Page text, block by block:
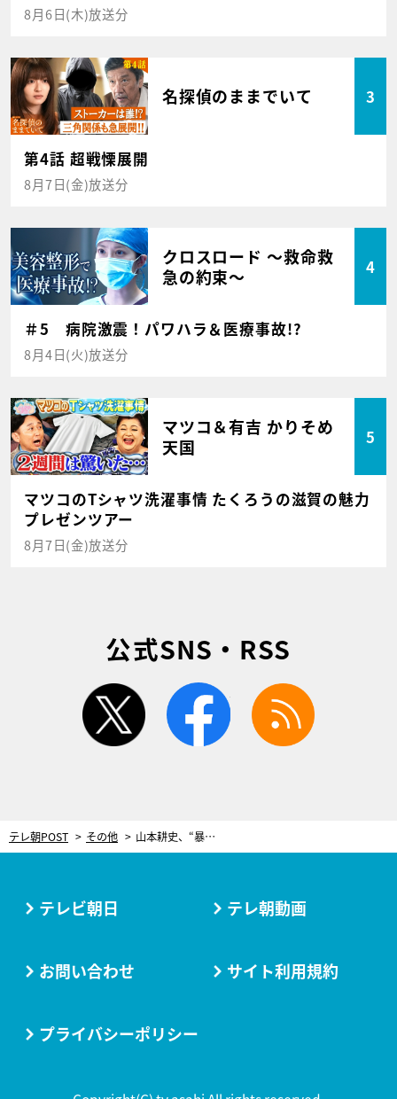
8月6日(木)放送分
名探偵のままでいて 3
第4話 超戦慄展開
8月7日(金)放送分
クロスロード ～救命救
急の約束～
4
＃5 病院激震！パワハラ＆医療事故!?
8月4日(火)放送分
マツコ＆有吉 かりそめ
天国
5
マツコのTシャツ洗濯事情 たくろうの滋賀の魅力
プレゼンツアー
8月7日(金)放送分
公式SNS・RSS
twitter facebook
テレ朝POST その他 山本耕史、“暴れん坊将軍”の若き日を演じる！心奪われる町娘役に渡辺麻友
テレビ朝日 テレ朝動画
お問い合わせ サイト利用規約
プライバシーポリシー